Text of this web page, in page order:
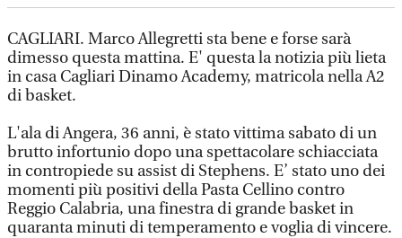
CAGLIARI. Marco Allegretti sta bene e forse sarà
dimesso questa mattina. E' questa la notizia più lieta
in casa Cagliari Dinamo Academy, matricola nella A2
di basket.
L'ala di Angera, 36 anni, è stato vittima sabato di un
brutto infortunio dopo una spettacolare schiacciata
in contropiede su assist di Stephens. E’ stato uno dei
momenti più positivi della Pasta Cellino contro
Reggio Calabria, una finestra di grande basket in
quaranta minuti di temperamento e voglia di vincere.